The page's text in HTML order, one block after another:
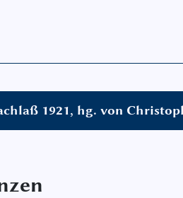
1921, hg. von